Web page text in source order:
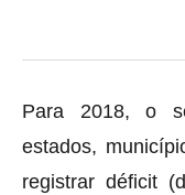
Para 2018, o
estados,
registrar déficit